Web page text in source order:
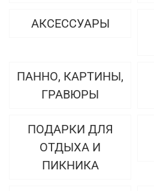
АКСЕССУАРЫ
ПАННО, КАРТИНЫ,
ГРАВЮРЫ
ПОДАРКИ ДЛЯ
ОТДЫХА И
ПИКНИКА